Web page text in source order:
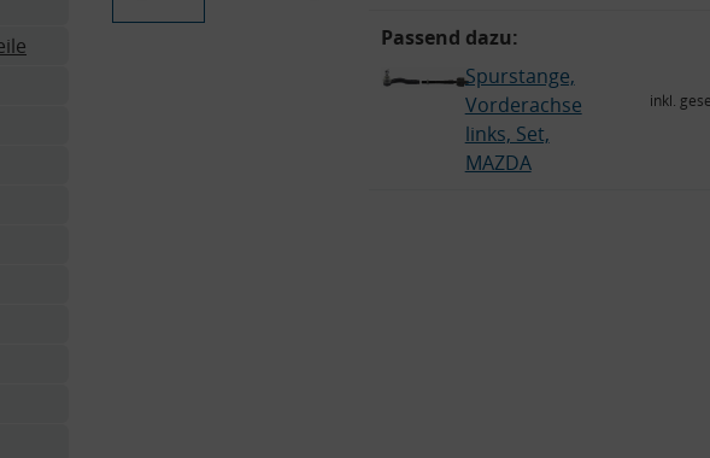
Passend dazu:
Spurstange,
Vorderachse
links, Set,
MAZDA
inkl.